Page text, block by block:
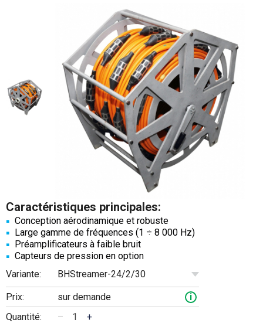
Caractéristiques principales:
Conception aérodinamique et robuste
Large gamme de fréquences (1 ÷ 8 000 Hz)
Préamplificateurs à faible bruit
Capteurs de pression en option
Variante:
BHStreamer-24/2/30
Prix: sur demande
i
Quantité:
– +